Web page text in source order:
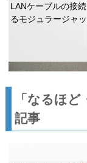
LANケーブルの接
るモジュラージャ
「なるほ
記事